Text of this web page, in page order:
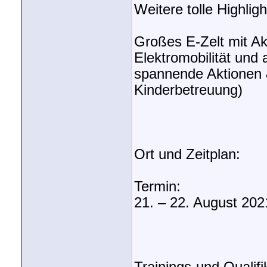
Weitere tolle
Großes E-Zelt mit
Elektromobilität und
spannende
Kinderbetreuung)
Ort und Zeitplan:
Termin:
21. – 22. August